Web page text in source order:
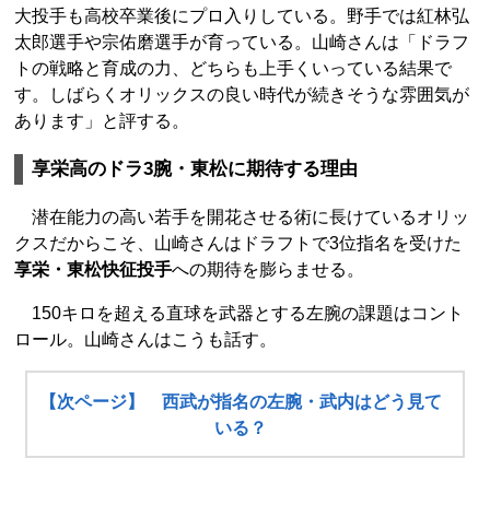
大投手も高校卒業後にプロ入りしている。野手では紅林弘
太郎選手や宗佑磨選手が育っている。山崎さんは「ドラフ
トの戦略と育成の力、どちらも上手くいっている結果で
す。しばらくオリックスの良い時代が続きそうな雰囲気が
あります」と評する。
享栄高のドラ3腕・東松に期待する理由
潜在能力の高い若手を開花させる術に長けているオリッ
クスだからこそ、山崎さんはドラフトで3位指名を受けた
享栄・東松快征投手への期待を膨らませる。
150キロを超える直球を武器とする左腕の課題はコント
ロール。山崎さんはこうも話す。
【次ページ】 西武が指名の左腕・武内はどう見て
いる？